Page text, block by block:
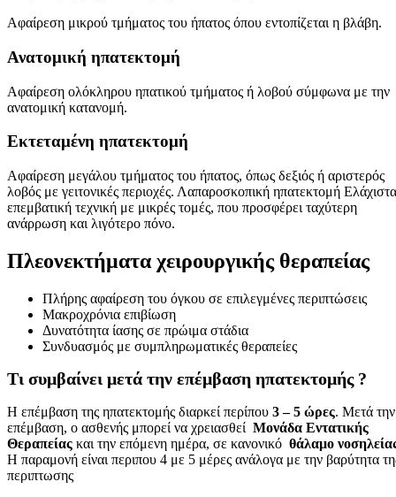
Αφαίρεση μικρού τμήματος του ήπατος όπου εντοπίζεται η βλάβη.
Ανατομική ηπατεκτομή
Αφαίρεση ολόκληρου ηπατικού τμήματος ή λοβού σύμφωνα με την
ανατομική κατανομή.
Εκτεταμένη ηπατεκτομή
Αφαίρεση μεγάλου τμήματος του ήπατος, όπως δεξιός ή αριστερός
λοβός με γειτονικές περιοχές. Λαπαροσκοπική ηπατεκτομή Ελάχιστα
επεμβατική τεχνική με μικρές τομές, που προσφέρει ταχύτερη
ανάρρωση και λιγότερο πόνο.
Πλεονεκτήματα χειρουργικής θεραπείας
Πλήρης αφαίρεση του όγκου σε επιλεγμένες περιπτώσεις
Μακροχρόνια επιβίωση
Δυνατότητα ίασης σε πρώιμα στάδια
Συνδυασμός με συμπληρωματικές θεραπείες
Τι συμβαίνει μετά την επέμβαση ηπατεκτομής ?
Η επέμβαση της ηπατεκτομής διαρκεί περίπου 3 – 5 ώρες. Μετά την
επέμβαση, ο ασθενής μπορεί να χρειασθεί Μονάδα Εντατικής
Θεραπείας και την επόμενη ημέρα, σε κανονικό θάλαμο
Η παραμονή είναι περιπου 4 με 5 μέρες ανάλογα με την βαρύτητα
περιπτωσης